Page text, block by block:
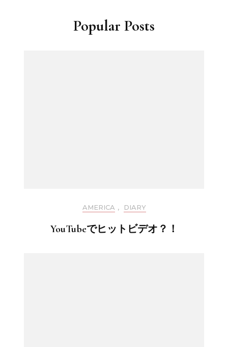
Popular Posts
AMERICA , DIARY
YouTubeでヒットビデオ？！